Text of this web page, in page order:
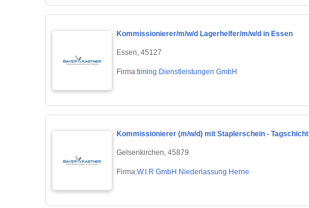
Kommissionierer/m/w/d Lagerhelfer/m/w/d in Essen
Essen, 45127
Firma:timing Dienstleistungen GmbH
Kommissionierer (m/w/d) mit Staplerschein - Tagschicht
Gelsenkirchen, 45879
Firma:W.I.R GmbH Niederlassung Herne